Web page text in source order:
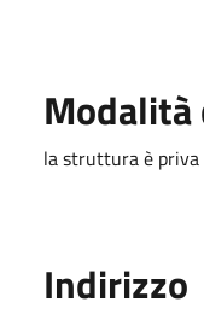
Modalità
la struttura è
Indirizzo